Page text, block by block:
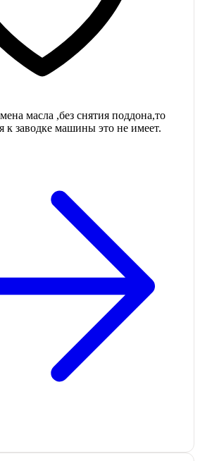
масла ,без снятия поддона,то
к заводке машины это не имеет.